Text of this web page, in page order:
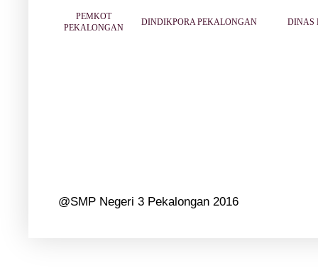
PEMKOT
PEKALONGAN
DINDIKPORA PEKALONGAN DINAS
@SMP Negeri 3 Pekalongan 2016